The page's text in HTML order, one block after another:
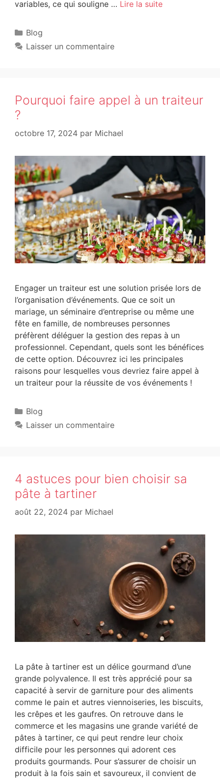
variables, ce qui souligne … Lire la suite
Blog
Laisser un commentaire
Pourquoi faire appel à un traiteur
?
octobre 17, 2024 par Michael
Engager un traiteur est une solution prisée lors de
l’organisation d’événements. Que ce soit un
mariage, un séminaire d’entreprise ou même une
fête en famille, de nombreuses personnes
préfèrent déléguer la gestion des repas à un
professionnel. Cependant, quels sont les bénéfices
de cette option. Découvrez ici les principales
raisons pour lesquelles vous devriez faire appel à
un traiteur pour la réussite de vos événements !
Blog
Laisser un commentaire
4 astuces pour bien choisir sa
pâte à tartiner
août 22, 2024 par Michael
La pâte à tartiner est un délice gourmand d’une
grande polyvalence. Il est très apprécié pour sa
capacité à servir de garniture pour des aliments
comme le pain et autres viennoiseries, les biscuits,
les crêpes et les gaufres. On retrouve dans le
commerce et les magasins une grande variété de
pâtes à tartiner, ce qui peut rendre leur choix
difficile pour les personnes qui adorent ces
produits gourmands. Pour s’assurer de choisir un
produit à la fois sain et savoureux, il convient de